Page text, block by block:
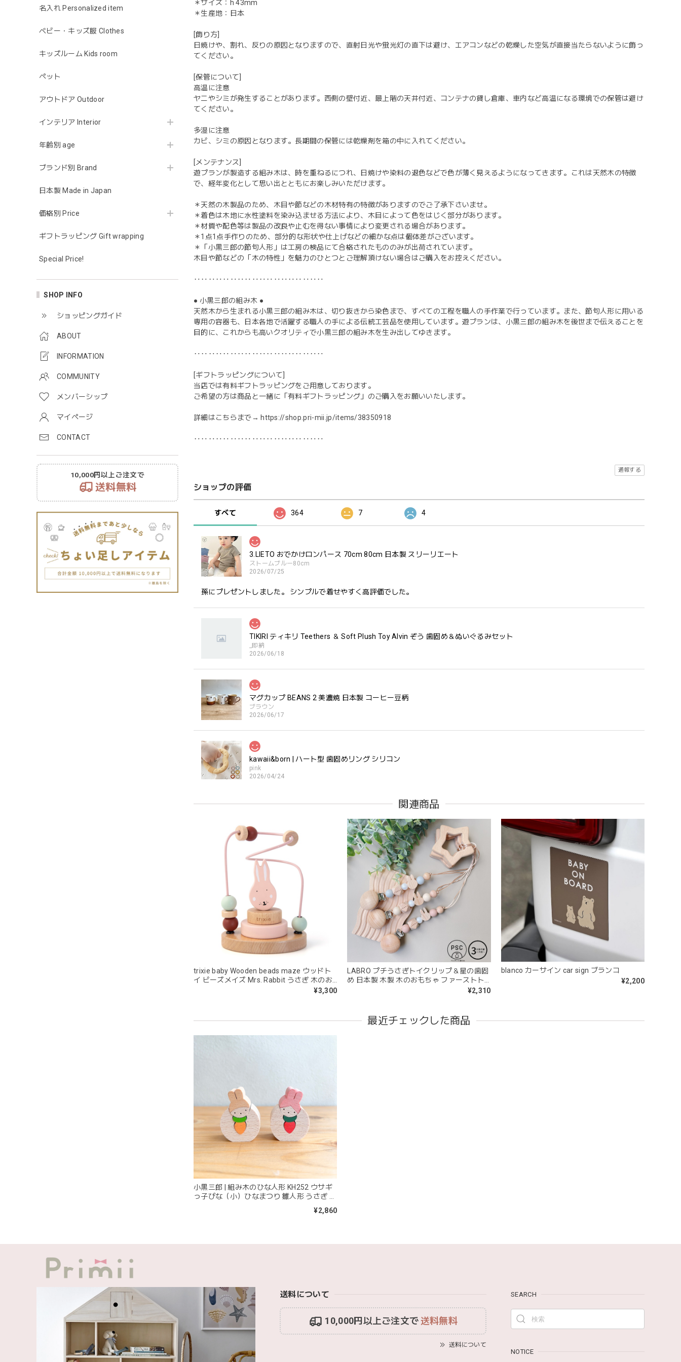
名入れ Personalized item
ベビー・キッズ服 Clothes
キッズルーム Kids room
ペット
アウトドア Outdoor
インテリア Interior
年齢別 age
ブランド別 Brand
日本製 Made in Japan
価格別 Price
ギフトラッピング Gift wrapping
Special Price!
SHOP INFO
ショッピングガイド
ABOUT
INFORMATION
COMMUNITY
メンバーシップ
マイページ
CONTACT
10,000円以上ご注文で
送料無料
＊サイズ：h 43mm
＊生産地：日本
[飾り方]
日焼けや、割れ、反りの原因となりますので、直射日光や蛍光灯の直下は避け、エアコンなどの乾燥した空気が直接当たらないように飾っ
てください。
[保管について]
高温に注意
ヤニやシミが発生することがあります。西側の壁付近、最上階の天井付近、コンテナの貸し倉庫、車内など高温になる環境での保管は避け
てください。
多湿に注意
カビ、シミの原因となります。長期間の保管には乾燥剤を箱の中に入れてください。
[メンテナンス]
遊プランが製造する組み木は、時を重ねるにつれ、日焼けや染料の退色などで色が薄く見えるようになってきます。これは天然木の特徴
で、経年変化として思い出とともにお楽しみいただけます。
＊天然の木製品のため、木目や節などの木材特有の特徴がありますのでご了承下さいませ。
＊着色は木地に水性塗料を染み込ませる方法により、木目によって色をはじく部分があります。
＊材質や配色等は製品の改良や止むを得ない事情により変更される場合があります。
＊1点1点手作りのため、部分的な形状や仕上げなどの細かな点は個体差がございます。
＊「小黒三郎の節句人形」は工房の検品にて合格されたもののみが出荷されています。
木目や節などの「木の特性」を魅力のひとつとご理解頂けない場合はご購入をお控えください。
‥‥‥‥‥‥‥‥‥‥‥‥‥‥‥‥‥‥
● 小黒三郎の組み木 ●
天然木から生まれる小黒三郎の組み木は、切り抜きから染色まで、すべての工程を職人の手作業で行っています。また、節句人形に用いる
専用の容器も、日本各地で活躍する職人の手による伝統工芸品を使用しています。遊プランは、小黒三郎の組み木を後世まで伝えることを
目的に、これからも高いクオリティで小黒三郎の組み木を生み出してゆきます。
‥‥‥‥‥‥‥‥‥‥‥‥‥‥‥‥‥‥
[ギフトラッピングについて]
当店では有料ギフトラッピングをご用意しております。
ご希望の方は商品と一緒に「有料ギフトラッピング」のご購入をお願いいたします。
詳細はこちらまで→ https://shop.pri-mii.jp/items/38350918
‥‥‥‥‥‥‥‥‥‥‥‥‥‥‥‥‥‥
通報する
ショップの評価
すべて 364 7 4
3.LIETO おでかけロンパース 70cm 80cm 日本製 スリーリエート
ストームブルー80cm
2026/07/25
孫にプレゼントしました。 シンプルで着せやすく高評価でした。
TIKIRI ティキリ Teethers ＆ Soft Plush Toy Alvin ぞう 歯固め＆ぬいぐるみセット
_即納
2026/06/18
マグカップ BEANS 2 美濃焼 日本製 コーヒー豆柄
ブラウン
2026/06/17
kawaii&born | ハート型 歯固めリング シリコン
pink
2026/04/24
います。見た目が可愛いので遊んでいる姿もとても可愛いです。また、シリコン製なので哺乳瓶と一緒に洗ったり除菌できたり常に清
kawaii&born | くまちゃん 歯固めリング シリコン 木
moca
2026/04/24
耳の部分が咥えやすいようでよく遊んでいます。木の部分はじゃぶじゃぶ洗うことができないため衛生面は若干気になりますが、見た
目が可愛くて満足です。
blanco ブランコ | tsubu bib つぶビブ ベビースタイ 布製
2026/03/26
グレーを購入しました！手持ちのビブより少し小さい作りでしたがかわいいので問題なし^ ^ありがとうございました♡
blanco | blanket clip ブランケットクリップ Lサイズ 21cmｘ6cm レザー ブランコ
きょうりゅう/K60-141
2026/01/28
この度は迅速丁寧な対応をありがとうございました(^^) 梱包も素敵で嬉しいです。
mocmof モクモフ | バースデーケーキ ブロック 布製おもちゃ おままごと 622-576205
ST ストロベリー
2026/01/19
出産祝いで渡しました。友人がとても喜んでおりました！可愛いです！
MON AMI | プル グレーグース Sサイズ ガチョウ あひる ぬいぐるみ モナミ ST1524
2026/01/17
関連商品
trixie baby Wooden beads maze ウッドト
イ ビーズメイズ Mrs. Rabbit うさぎ 木のお
¥3,300
LABRO プチうさぎトイクリップ＆星の歯固
め 日本製 木製 木のおもちゃ ファーストト
¥2,310
blanco カーサイン car sign ブランコ
¥2,200
最近チェックした商品
小黒三郎 | 組み木のひな人形 KH252 ウサギ
っ子びな（小）ひなまつり 雛人形 うさぎ 木
¥2,860
送料について
10,000円以上ご注文で 送料無料
送料について
SEARCH
NOTICE